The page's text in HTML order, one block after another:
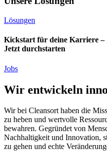
Lösungen
Kickstart für deine Karriere –
Jetzt durchstarten
Jobs
Wir entwickeln
Wir bei Cleansort haben die
zu heben und wertvolle
bewahren. Gegründet von
Nachhaltigkeit und Innovation,
zu gehen und echte